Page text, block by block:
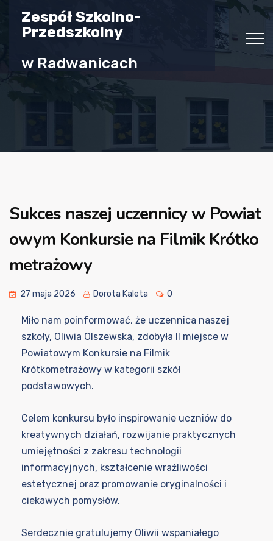
Zespół Szkolno-
Przedszkolny
w Radwanicach
Sukces naszej uczennicy w Powiat
owym Konkursie na Filmik Krótko
metrażowy
27 maja 2026 Dorota Kaleta 0
Miło nam poinformować, że uczennica naszej
szkoły, Oliwia Olszewska, zdobyła II miejsce w
Powiatowym Konkursie na Filmik
Krótkometrażowy w kategorii szkół
podstawowych.
Celem konkursu było inspirowanie uczniów do
kreatywnych działań, rozwijanie praktycznych
umiejętności z zakresu technologii
informacyjnych, kształcenie wrażliwości
estetycznej oraz promowanie oryginalności i
ciekawych pomysłów.
Serdecznie gratulujemy Oliwii wspaniałego